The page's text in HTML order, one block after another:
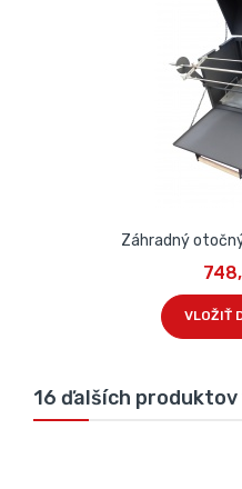
Záhradný
VLOŽIŤ
16 ďalších